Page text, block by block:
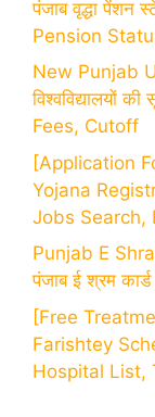
पंजाब वृद्धा
Pension
New Punjab
विश्वविद्यालयों
Fees, Cutoff
[Application
Yojana
Jobs Search,
Punjab E
पंजाब ई श्रम
[Free
Farishtey
Hospital List,